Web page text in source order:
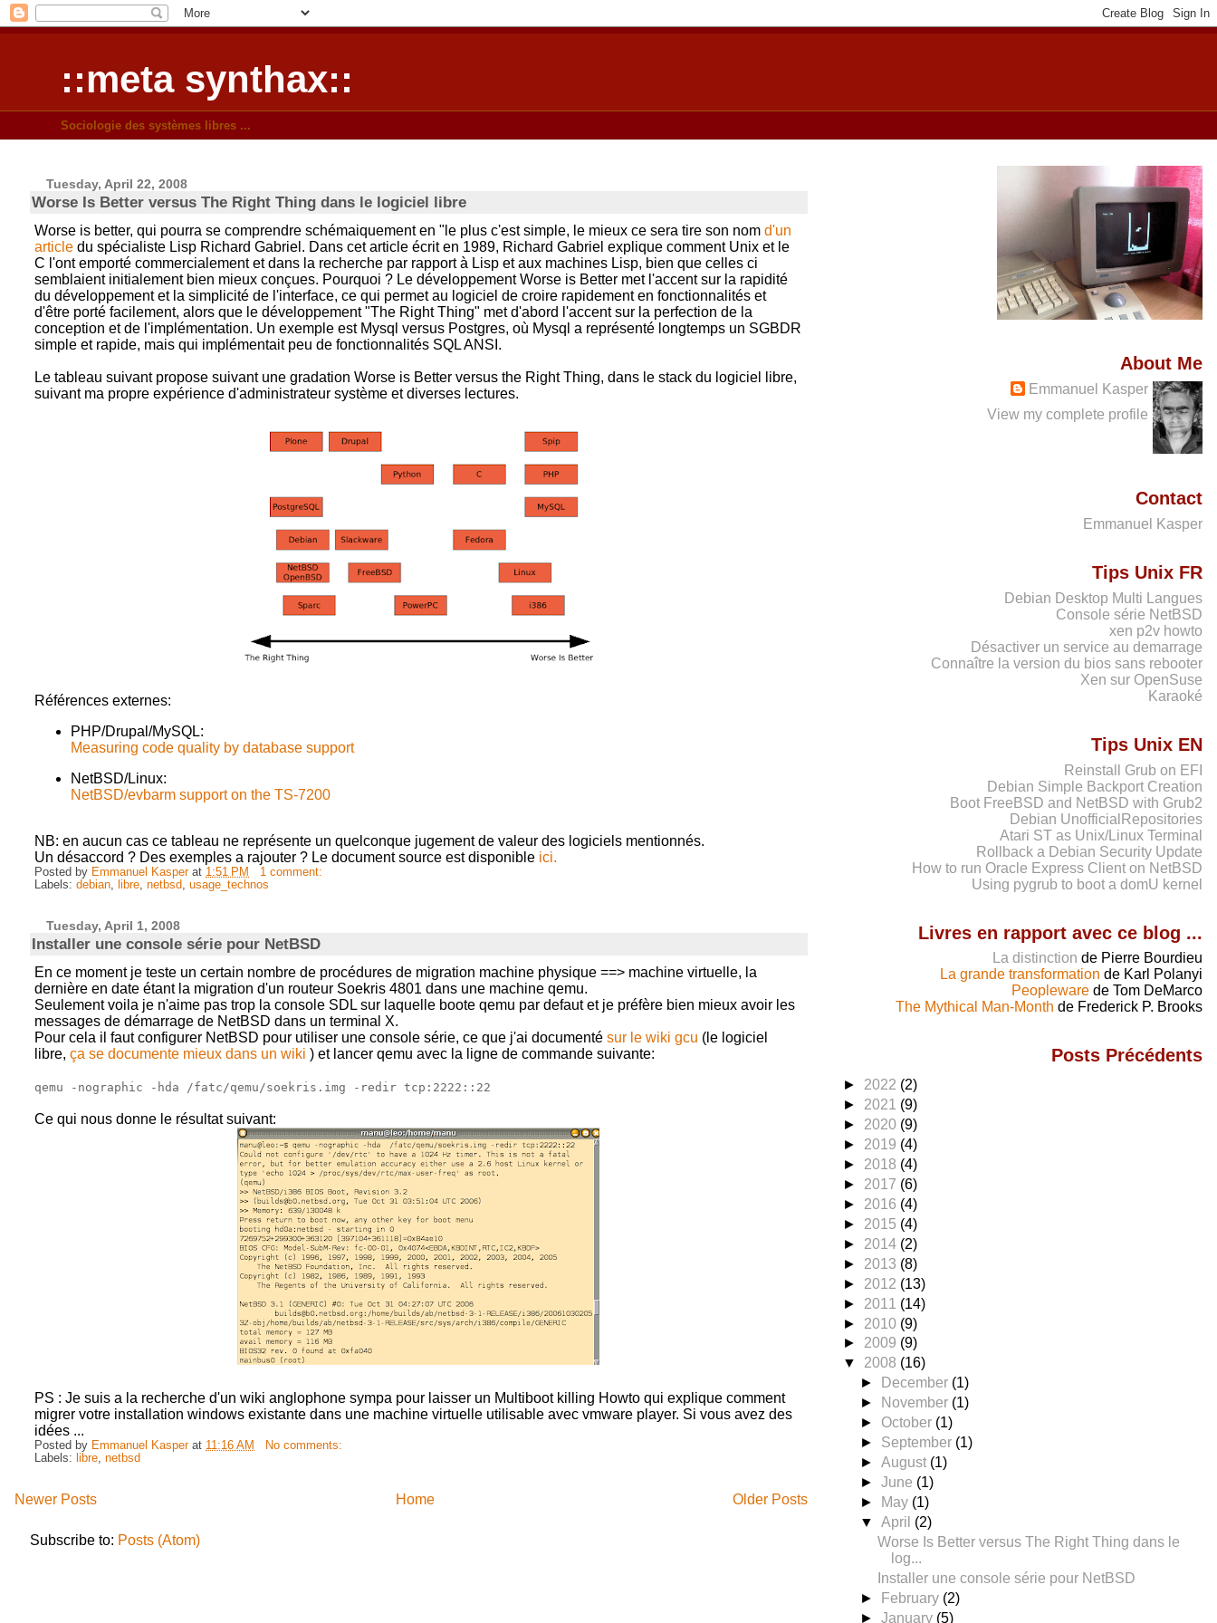
::meta synthax::
Sociologie des systèmes libres ...
Tuesday, April 22, 2008
Worse Is Better versus The Right Thing dans le logiciel libre
Worse is better, qui pourra se comprendre schémaiquement en "le plus c'est simple, le mieux ce sera tire son nomd'un
article du spécialiste Lisp Richard Gabriel. Dans cet article écrit en 1989, Richard Gabriel explique comment Unix et le
C l'ont emporté commercialement et dans la recherche par rapport à Lisp et aux machines Lisp, bien que celles ci
semblaient initialement bien mieux conçues. Pourquoi ? Le développement Worse is Better met l'accent sur la rapidité
du développement et la simplicité de l'interface, ce qui permet au logiciel de croire rapidement en fonctionnalités et
d'être porté facilement, alors que le développement "The Right Thing" met d'abord l'accent sur la perfection de la
conception et de l'implémentation. Un exemple est Mysql versus Postgres, où Mysql a représenté longtemps un SGBDR
simple et rapide, mais qui implémentait peu de fonctionnalités SQL ANSI.
Le tableau suivant propose suivant une gradation Worse is Better versus the Right Thing, dans le stack du logiciel libre,
suivant ma propre expérience d'administrateur système et diverses lectures.
Références externes:
PHP/Drupal/MySQL:
Measuring code quality by database support
NetBSD/Linux:
NetBSD/evbarm support on the TS-7200
NB: en aucun cas ce tableau ne représente un quelconque jugement de valeur des logiciels mentionnés.
Un désaccord ? Des exemples a rajouter ? Le document source est disponible ici.
Posted by Emmanuel Kasper at 1:51 PM
1 comment:
Labels:debian, libre,netbsd,usage_technos
Tuesday, April 1, 2008
Installer une console série pour NetBSD
En ce moment je teste un certain nombre de procédures de migration machine physique ==> machine virtuelle, la
dernière en date étant la migration d'un routeur Soekris 4801 dans une machine qemu.
Seulement voila je n'aime pas trop la console SDL sur laquelle boote qemu par defaut et je préfère bien mieux avoir les
messages de démarrage de NetBSD dans un terminal X.
Pour cela il faut configurer NetBSD pour utiliser une console série, ce que j'ai documentésur le wiki gcu (le logiciel
libre,ça se documente mieux dans un wiki ) et lancer qemu avec la ligne de commande suivante:
qemu -nographic -hda /fatc/qemu/soekris.img -redir tcp:2222::22
Ce qui nous donne le résultat suivant:
PS : Je suis a la recherche d'un wiki anglophone sympa pour laisser un Multiboot killing Howto qui explique comment
migrer votre installation windows existante dans une machine virtuelle utilisable avec vmware player. Si vous avez des
idées ...
Posted by Emmanuel Kasper at 11:16 AM
No comments:
Labels: libre,netbsd
Newer Posts Older Posts
Home
Subscribe to: Posts (Atom)
About Me
Emmanuel Kasper
View my complete profile
Contact
Emmanuel Kasper
Tips Unix FR
Debian Desktop Multi Langues
Console série NetBSD
xen p2v howto
Désactiver un service au demarrage
Connaître la version du bios sans rebooter
Xen sur OpenSuse
Karaoké
Tips Unix EN
Reinstall Grub on EFI
Debian Simple Backport Creation
Boot FreeBSD and NetBSD with Grub2
Debian UnofficialRepositories
Atari ST as Unix/Linux Terminal
Rollback a Debian Security Update
How to run Oracle Express Client on NetBSD
Using pygrub to boot a domU kernel
Livres en rapport avec ce blog ...
La distinction de Pierre Bourdieu
La grande transformation de Karl Polanyi
Peopleware de Tom DeMarco
The Mythical Man-Month de Frederick P. Brooks
Posts Précédents
► 2022 (2)
► 2021 (9)
► 2020 (9)
► 2019 (4)
► 2018 (4)
► 2017 (6)
► 2016 (4)
► 2015 (4)
► 2014 (2)
► 2013 (8)
► 2012 (13)
► 2011 (14)
► 2010 (9)
► 2009 (9)
▼ 2008 (16)
►
December (1)
►
November (1)
► October (1)
► September (1)
► August (1)
► June (1)
►
May (1)
▼ April (2)
Worse Is Better versus The Right Thing dans le
log...
Installer une console série pour NetBSD
►
February (2)
► January (5)